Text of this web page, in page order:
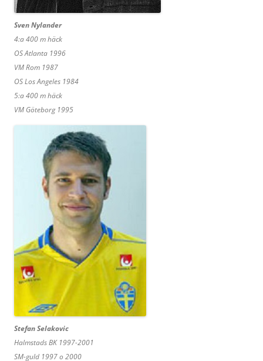
Sven Nylander
4:a 400 m häck
OS Atlanta 1996
VM Rom 1987
OS Los Angeles 1984
5:a 400 m häck
VM Göteborg 1995
Stefan Selakovic
Halmstads BK 1997-2001
SM-guld 1997 o 2000